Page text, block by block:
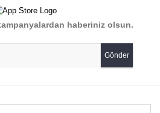
Yorum Yaz
veya görüntülenemiyor.
bilgiler bulunuyor.
bulunuyor.
haberiniz olsun.
Gönder